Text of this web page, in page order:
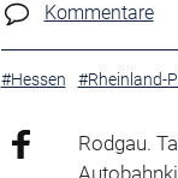
Kommentare
#Hessen #Rheinland-
Rodgau.